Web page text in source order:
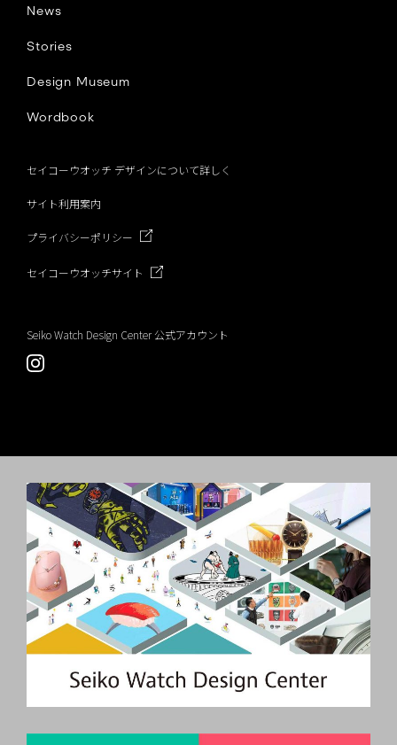
News
Stories
Design Museum
Wordbook
セイコーウオッチ デザインについて詳しく
サイト利用案内
プライバシーポリシー
セイコーウオッチサイト
Seiko Watch Design Center 公式アカウント